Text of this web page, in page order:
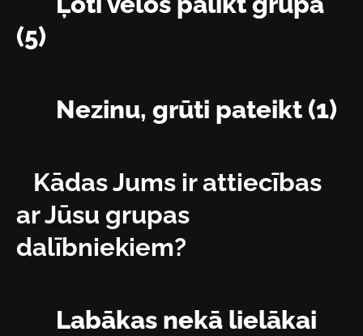
(5)
Nezinu, grūti pateikt (1)
Kādas Jums ir attiecības
ar Jūsu grupas
dalībniekiem?
Labākas nekā lielākai